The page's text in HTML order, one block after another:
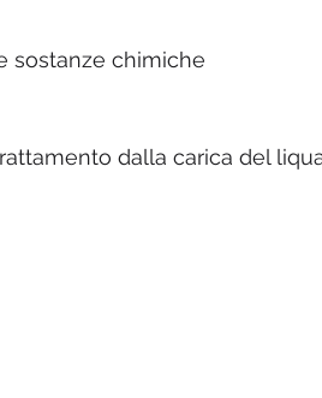
sostanze chimiche
dalla carica del